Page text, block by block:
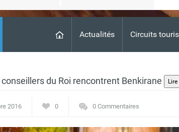
Actualités Circuits
du Roi rencontrent Benkirane
2016 0 0 Commentaires